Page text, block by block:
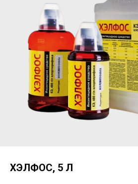
ХЭЛФОС, 5 Л